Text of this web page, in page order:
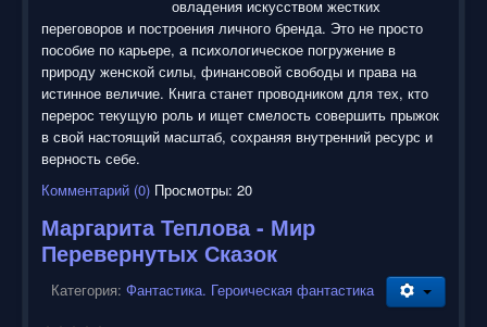
овладения искусством жестких
переговоров и построения личного бренда. Это не просто
пособие по карьере, а психологическое погружение в
природу женской силы, финансовой свободы и права на
истинное величие. Книга станет проводником для тех, кто
перерос текущую роль и ищет смелость совершить прыжок
в свой настоящий масштаб, сохраняя внутренний ресурс и
верность себе.
Комментарий (0) Просмотры: 20
Маргарита Теплова - Мир
Перевернутых Сказок
Категория: Фантастика. Героическая фантастика